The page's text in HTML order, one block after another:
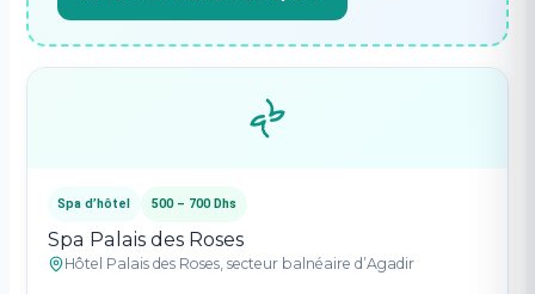
Spa d’hôtel 500 – 700 Dhs
Spa Palais des Roses
Hôtel Palais des Roses, secteur balnéaire d’Agadir